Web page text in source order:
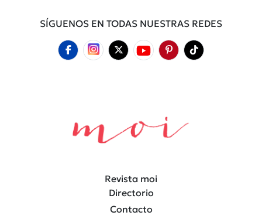
SÍGUENOS EN TODAS NUESTRAS REDES
Revista moi
Directorio
Contacto